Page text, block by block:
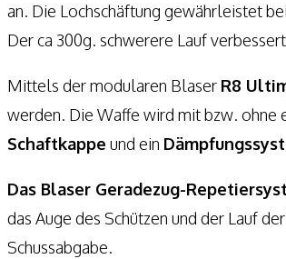
an. Die Lochschäftung gewährleistet
Der ca 300g. schwerere Lauf
Mittels der modularen Blaser R8
werden. Die Waffe wird mit bzw. ohne
Schaftkappe und ein
Das Blaser Geradezug-
das Auge des Schützen und der Lauf
Schussabgabe.